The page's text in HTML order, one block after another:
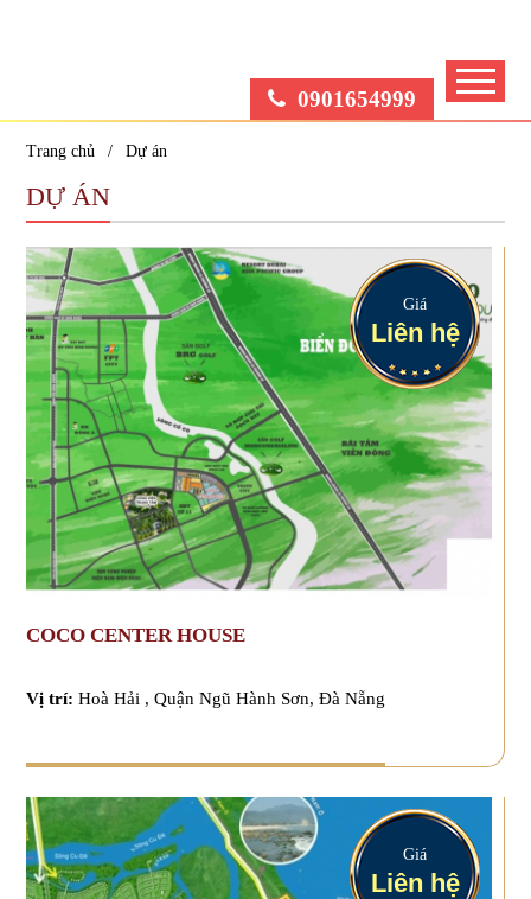
0901654999
Trang chủ Dự án
DỰ ÁN
Giá
Liên hệ
COCO CENTER HOUSE
Vị trí: Hoà Hải , Quận Ngũ Hành Sơn, Đà Nẵng
Giá
Liên hệ